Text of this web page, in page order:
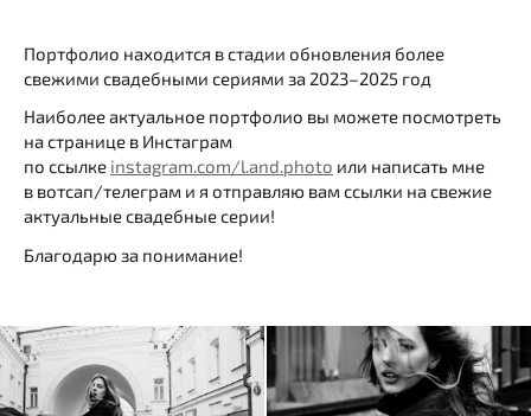
Портфолио находится в стадии обновления более
свежими свадебными сериями за 2023–2025 год
Наиболее актуальное портфолио вы можете посмотреть
на странице в Инстаграм
по ссылке instagram.com/l.and.photo или написать мне
в вотсап/телеграм и я отправляю вам ссылки на свежие
актуальные свадебные серии!
Благодарю за понимание!